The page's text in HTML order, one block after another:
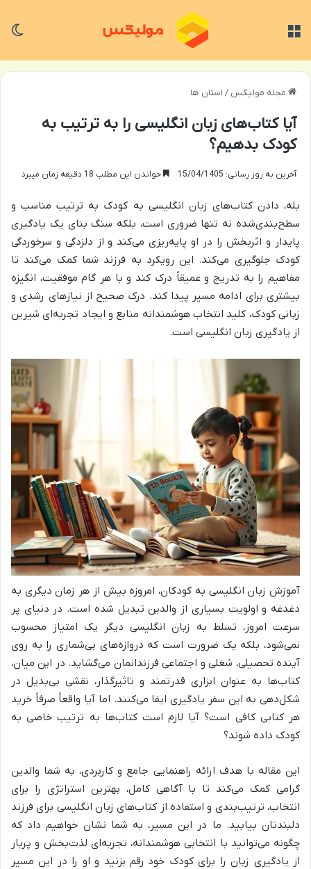
مجله مولیکس / استان ها
آیا کتاب‌های زبان انگلیسی را به ترتیب به
کودک بدهیم؟
آخرین به روز رسانی: 15/04/1405 خواندن این مطلب 18 دقیقه زمان میبرد
بله، دادن کتاب‌های زبان انگلیسی به کودک به ترتیب مناسب و
سطح‌بندی‌شده نه تنها ضروری است، بلکه سنگ بنای یک یادگیری
پایدار و اثربخش را در او پایه‌ریزی می‌کند و از دلزدگی و سرخوردگی
کودک جلوگیری می‌کند. این رویکرد به فرزند شما کمک می‌کند تا
مفاهیم را به تدریج و عمیقاً درک کند و با هر گام موفقیت، انگیزه
بیشتری برای ادامه مسیر پیدا کند. درک صحیح از نیازهای رشدی و
زبانی کودک، کلید انتخاب هوشمندانه منابع و ایجاد تجربه‌ای شیرین
از یادگیری زبان انگلیسی است.
آموزش زبان انگلیسی به کودکان، امروزه بیش از هر زمان دیگری به
دغدغه و اولویت بسیاری از والدین تبدیل شده است. در دنیای پر
سرعت امروز، تسلط به زبان انگلیسی دیگر یک امتیاز محسوب
نمی‌شود، بلکه یک ضرورت است که دروازه‌های بی‌شماری را به روی
آینده تحصیلی، شغلی و اجتماعی فرزندانمان می‌گشاید. در این میان،
کتاب‌ها به عنوان ابزاری قدرتمند و تاثیرگذار، نقشی بی‌بدیل در
شکل‌دهی به این سفر یادگیری ایفا می‌کنند. اما آیا واقعاً صرفاً خرید
هر کتابی کافی است؟ آیا لازم است کتاب‌ها به ترتیب خاصی به
کودک داده شوند؟
این مقاله با هدف ارائه راهنمایی جامع و کاربردی، به شما والدین
گرامی کمک می‌کند تا با آگاهی کامل، بهترین استراتژی را برای
انتخاب، ترتیب‌بندی و استفاده از کتاب‌های زبان انگلیسی برای فرزند
دلبندتان بیابید. ما در این مسیر، به شما نشان خواهیم داد که
چگونه می‌توانید با انتخابی هوشمندانه، تجربه‌ای لذت‌بخش و پربار
از یادگیری زبان را برای کودک خود رقم بزنید و او را در این مسیر